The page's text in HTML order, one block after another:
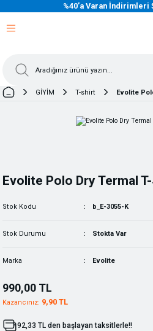
%40’a Varan
GİYİM T-shirt Evolite
Evolite Polo Dry Termal T-
Stok Kodu b_E-3055-K
Stok Durumu Stokta Var
Marka Evolite
990,00 TL
Kazancınız: 9,90 TL
92,33 TL den başlayan taksitlerle!!